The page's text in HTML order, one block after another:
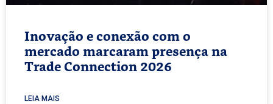
Inovação e conexão com o
mercado marcaram presença na
Trade Connection 2026
LEIA MAIS